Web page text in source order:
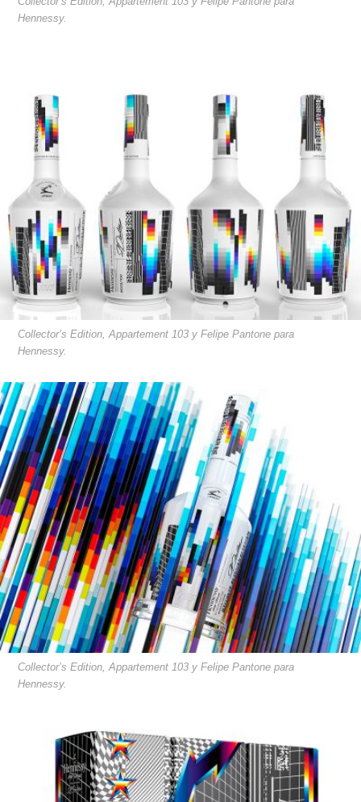
Hennessy.
Collector’s Edition, Appartement 103 y Felipe Pantone para
Hennessy.
Collector’s Edition, Appartement 103 y Felipe Pantone para
Hennessy.